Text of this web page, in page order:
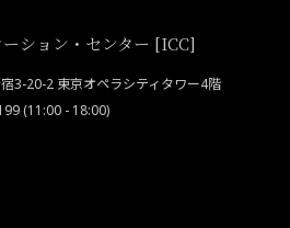
ション・センター [ICC]
3-20-2 東京オペラシティタワー4階
(11:00 - 18:00)